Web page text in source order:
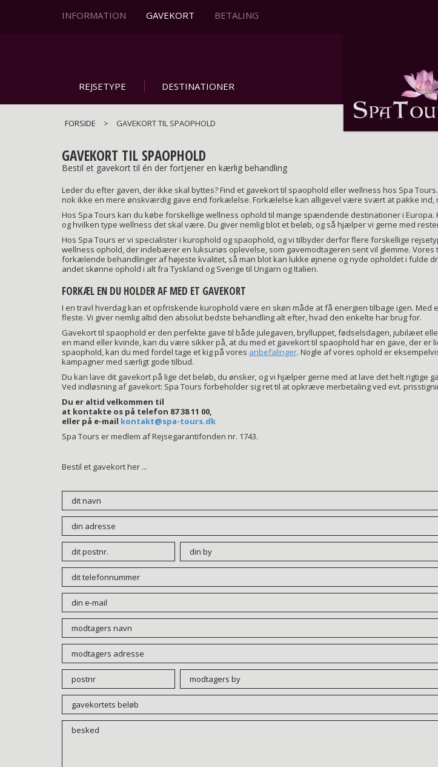
INFORMATION GAVEKORT BETALING
REJSETYPE DESTINATIONER
FORSIDE > GAVEKORT TIL SPAOPHOLD
GAVEKORT TIL SPAOPHOLD
Bestil et gavekort til én der fortjener en kærlig behandling
Leder du efter gaven, der ikke skal byttes? Find et gavekort til spaophold eller wellness hos Spa
nok ikke en mere ønskværdig gave end forkælelse. Forkælelse kan alligevel være svært at pakke ind,
Hos Spa Tours kan du købe forskellige wellness ophold til mange spændende destinationer i
og hvilken type wellness det skal være. Du giver nemlig blot et beløb, og så hjælper vi gerne med
Hos Spa Tours er vi specialister i kurophold og spaophold, og vi tilbyder derfor flere forskellige
wellness ophold, der indebærer en luksuriøs oplevelse, som gavemodtageren sent vil glemme.
forkælende behandlinger af højeste kvalitet, så man blot kan lukke øjnene og nyde opholdet i fulde
andet skønne ophold i alt fra Tyskland og Sverige til Ungarn og Italien.
FORKÆL EN DU HOLDER AF MED ET GAVEKORT
I en travl hverdag kan et opfriskende kurophold være en skøn måde at få energien tilbage igen.
fleste. Vi giver nemlig altid den absolut bedste behandling alt efter, hvad den enkelte har brug for.
Gavekort til spaophold er den perfekte gave til både julegaven, brylluppet, fødselsdagen, jubilæet
en mand eller kvinde, kan du være sikker på, at du med et gavekort til spaophold har en gave, der
spaophold, kan du med fordel tage et kig på vores anbefalinger. Nogle af vores ophold er
kampagner med særligt gode tilbud.
Du kan lave dit gavekort på lige det beløb, du ønsker, og vi hjælper gerne med at lave det helt rigtige
Ved indløsning af gavekort: Spa Tours forbeholder sig ret til at opkræve merbetaling ved evt.
Du er altid velkommen til
at kontakte os på telefon 87 38 11 00,
eller på e-mail kontakt@spa-tours.dk
Spa Tours er medlem af Rejsegarantifonden nr. 1743.
Bestil et gavekort her ...